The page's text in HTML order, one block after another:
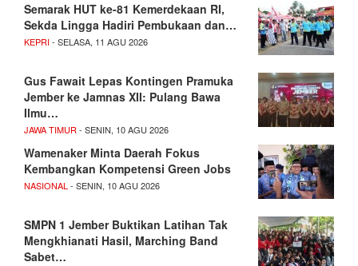
Semarak HUT ke-81 Kemerdekaan RI,
Sekda Lingga Hadiri Pembukaan dan…
KEPRI- SELASA, 11 AGU 2026
Gus Fawait Lepas Kontingen Pramuka
Jember ke Jamnas XII: Pulang Bawa
Ilmu…
JAWA TIMUR- SENIN, 10 AGU 2026
Wamenaker Minta Daerah Fokus
Kembangkan Kompetensi Green Jobs
NASIONAL- SENIN, 10 AGU 2026
SMPN 1 Jember Buktikan Latihan Tak
Mengkhianati Hasil, Marching Band
Sabet…